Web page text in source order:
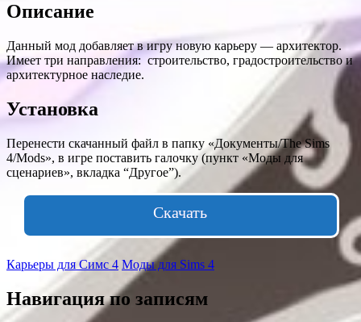
Описание
Данный мод добавляет в игру новую карьеру — архитектор.
Имеет три направления: строительство, градостроительство и
архитектурное наследие.
Установка
Перенести скачанный файл в папку «Документы/The Sims
4/Mods», в игре поставить галочку (пункт «Моды для
сценариев», вкладка “Другое”).
Скачать
Карьеры для Симс 4 Моды для Sims 4
Навигация по записям